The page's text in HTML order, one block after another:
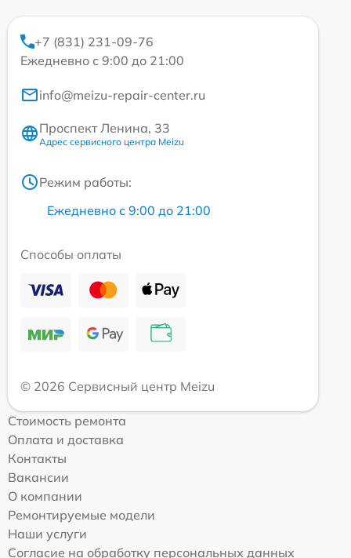
+7 (831) 231-09-76
Ежедневно с 9:00 до 21:00
info@meizu-repair-center.ru
Проспект Ленина, 33
Адрес сервисного центра Meizu
Режим работы:
Ежедневно с 9:00 до 21:00
Способы оплаты
© 2026 Сервисный центр Meizu
Стоимость ремонта
Оплата и доставка
Контакты
Вакансии
О компании
Ремонтируемые модели
Наши услуги
Согласие на обработку персональных данных